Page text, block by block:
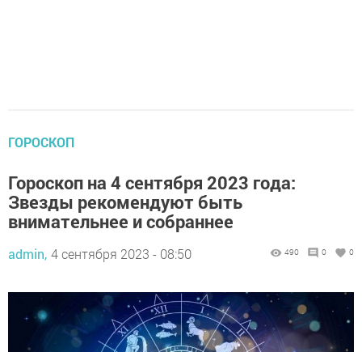
ГОРОСКОП
Гороскоп на 4 сентября 2023 года:
Звезды рекомендуют быть
внимательнее и собраннее
admin, 4 сентября 2023 - 08:50 490 0 0